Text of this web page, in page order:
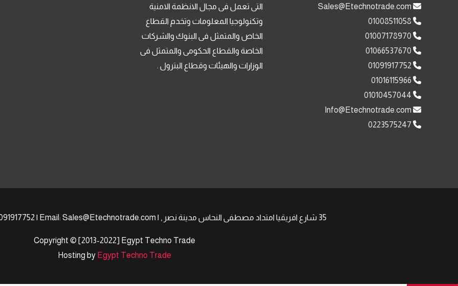
01008511058
01007178970
01066537670
01091917752
01016115966
01010457044
0223575247
التى تعمل فى مجال الانظمة الامنية
وتكنولوجيا المعلومات وتخدم القطاع
الخاص والمتمثل فى البنوك والشركات
الخاصة والقطاع الحكومى والمتمثل فى
الوزارات والهيئات وقطاع البترول .
35 شارع افريقيا امتداد مصطفى النحاس مدينة نصر , | Phone: +201008511058 +201091917752 | Email: Sales@Etechnotrade.com
Copyright © [2013-2022] Egypt Techno Trade
Hosting by Egypt Techno Trade